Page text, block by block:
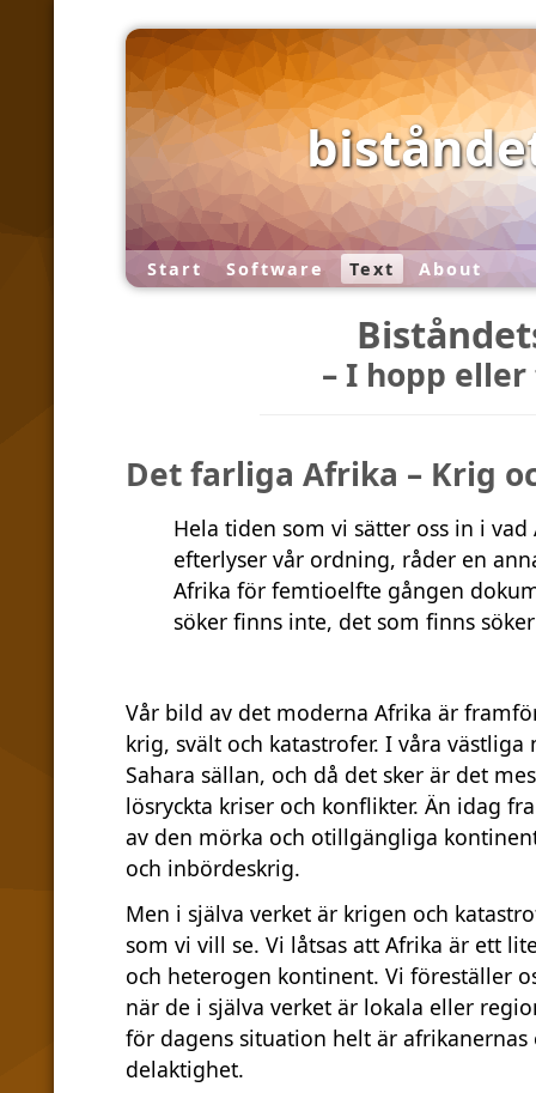
Start Software Text About
– I hopp
Det farliga Afrika – Krig
Hela tiden som vi sätter oss in i
efterlyser vår ordning, råder en
Afrika för femtioelfte gången
söker finns inte, det som finns
Vår bild av det moderna Afrika är
krig, svält och katastrofer. I våra
Sahara sällan, och då det sker är det
lösryckta kriser och konflikter. Än idag
av den mörka och otillgängliga
och inbördeskrig.
Men i själva verket är krigen och
som vi vill se. Vi låtsas att Afrika är ett
och heterogen kontinent. Vi föreställer
när de i själva verket är lokala eller
för dagens situation helt är
delaktighet.